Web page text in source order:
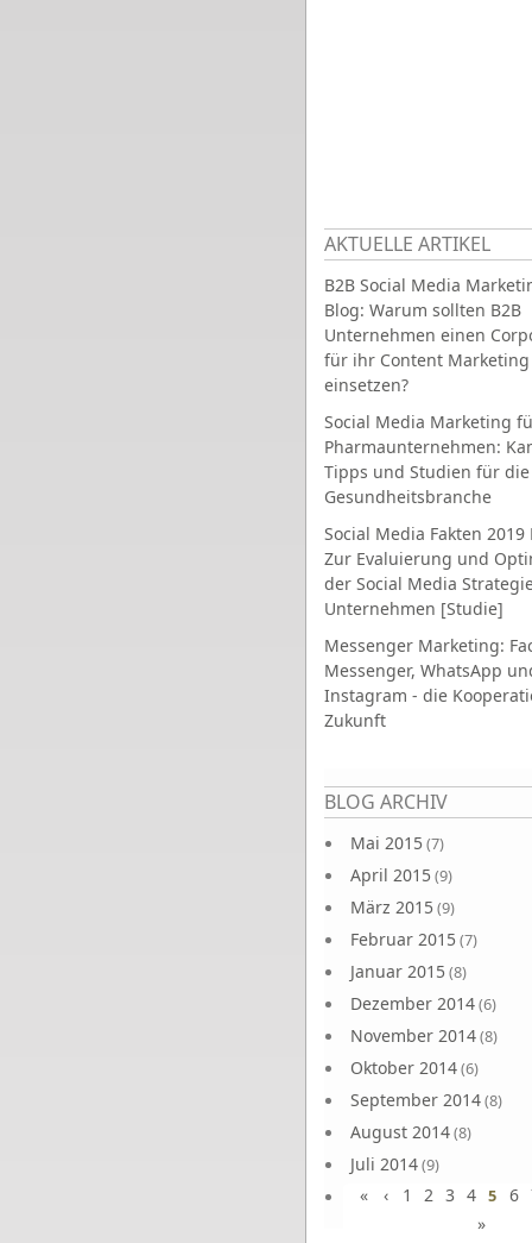
AKTUELLE ARTIKEL
B2B Social Media
Blog: Warum sollten B2B
Unternehmen einen
für ihr Content Marketing
einsetzen?
Social Media Marketing
Pharmaunternehmen:
Tipps und Studien für die
Gesundheitsbranche
Social Media Fakten 2019
Zur Evaluierung und
der Social Media
Unternehmen [Studie]
Messenger Marketing:
Messenger, WhatsApp
Instagram - die
Zukunft
BLOG ARCHIV
Mai 2015(7)
April 2015(9)
März 2015(9)
Februar 2015(7)
Januar 2015(8)
Dezember 2014(6)
November 2014(8)
Oktober 2014(6)
September 2014(8)
August 2014(8)
Juli 2014(9)
Juni 2014(8)
Seiten
« ‹ 1 2 3 4 5 6
»